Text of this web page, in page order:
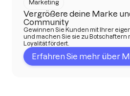
Marketing
Vergrößere deine Marke
Community
Gewinnen Sie Kunden mit Ihrer
und machen Sie sie zu Botschaftern
Loyalität fördert.
Erfahren Sie mehr über